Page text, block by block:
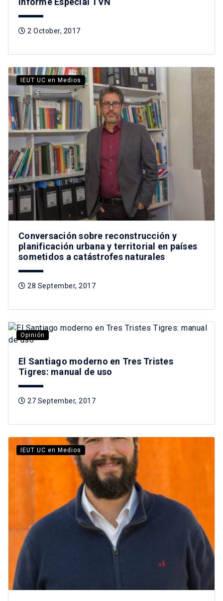
2 October, 2017
IEUT UC en Medios
Conversación sobre reconstrucción y
planificación urbana y territorial en países
sometidos a catástrofes naturales
28 September, 2017
Opinión
El Santiago moderno en Tres Tristes
Tigres: manual de uso
27 September, 2017
IEUT UC en Medios